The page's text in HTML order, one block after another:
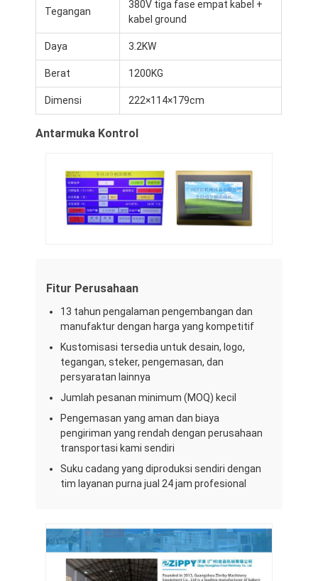
Pembentuk Roti
Pemipih Adonan
Pemotong Roti Komersial
Penguji roti
Kulkas Proofer
Oven toko roti komersial
Oven Konveksi
Oven piza
Peralatan Pakan Kecil
Freezer Tampilan Komersial
Lemari Es Meja Kerja
Pendingin Ledakan
Pembuat es
Lemari Pajang Toko Roti
Tegangan
380V tiga fase empat kabel +
kabel ground
Daya 3.2KW
Berat 1200KG
Dimensi 222×114×179cm
Antarmuka Kontrol
Fitur Perusahaan
13 tahun pengalaman pengembangan dan
manufaktur dengan harga yang kompetitif
Kustomisasi tersedia untuk desain, logo,
tegangan, steker, pengemasan, dan
persyaratan lainnya
Jumlah pesanan minimum (MOQ) kecil
Pengemasan yang aman dan biaya
pengiriman yang rendah dengan perusahaan
transportasi kami sendiri
Suku cadang yang diproduksi sendiri dengan
tim layanan purna jual 24 jam profesional